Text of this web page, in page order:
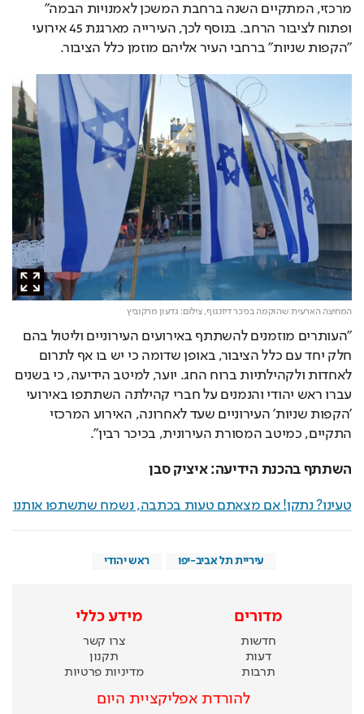
מרכזי, המתקיים השנה ברחבת המשכן לאמנויות הבמה"
ופתוח לציבור הרחב. בנוסף לכך, העירייה מארגנת 45 אירועי
"הקפות שניות" ברחבי העיר אליהם מוזמן כלל הציבור.
המחיצה הארעית שהוקמה בכיכר דיזנגוף,צילום: גדעון מרקוביץ
״העותרים מוזמנים להשתתף באירועים העירוניים וליטול בהם
חלק יחד עם כלל הציבור, באופן שדומה כי יש בו אף לתרום
לאחדות ולקהילתיות ברוח החג. יוער, למיטב הידיעה, כי בשנים
עברו ראש יהודי והנמנים על חברי קהילתה השתתפו באירועי
'הקפות שניות' העירוניים שעד לאחרונה, האירוע המרכזי
התקיים, כמיטב המסורת העירונית, בכיכר רבין".
השתתף בהכנת הידיעה: איציק סבן
טעינו? נתקן! אם מצאתם טעות בכתבה, נשמח שתשתפו אותנו
עיריית תל אביב-יפו ראש יהודי
מדורים
חדשות
דעות
תרבות
מידע כללי
צרו קשר
תקנון
מדיניות פרטיות
להורדת אפליקציית היום